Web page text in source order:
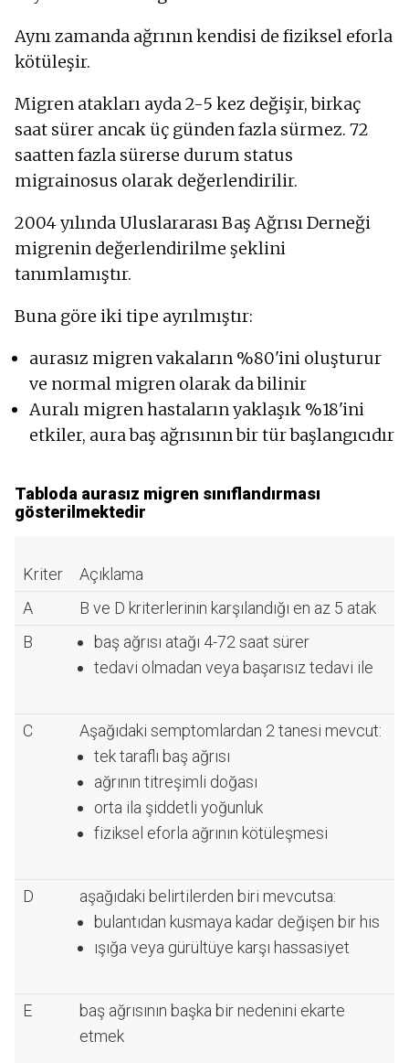
Aynı zamanda ağrının kendisi de fiziksel eforla
kötüleşir.
Migren atakları ayda 2-5 kez değişir, birkaç
saat sürer ancak üç günden fazla sürmez. 72
saatten fazla sürerse durum status
migrainosus olarak değerlendirilir.
2004 yılında Uluslararası Baş Ağrısı Derneği
migrenin değerlendirilme şeklini
tanımlamıştır.
Buna göre iki tipe ayrılmıştır:
aurasız migren vakaların %80'ini oluşturur
ve normal migren olarak da bilinir
Auralı migren hastaların yaklaşık %18'ini
etkiler, aura baş ağrısının bir tür başlangıcıdır
Tabloda aurasız migren sınıflandırması
gösterilmektedir
Kriter
Açıklama
A
B ve D kriterlerinin karşılandığı en az 5 atak
B
baş ağrısı atağı 4-72 saat sürer
tedavi olmadan veya başarısız tedavi ile
C
Aşağıdaki semptomlardan 2 tanesi mevcut:
tek taraflı baş ağrısı
ağrının titreşimli doğası
orta ila şiddetli yoğunluk
fiziksel eforla ağrının kötüleşmesi
D
aşağıdaki belirtilerden biri mevcutsa:
bulantıdan kusmaya kadar değişen bir his
ışığa veya gürültüye karşı hassasiyet
E
baş ağrısının başka bir nedenini ekarte
etmek